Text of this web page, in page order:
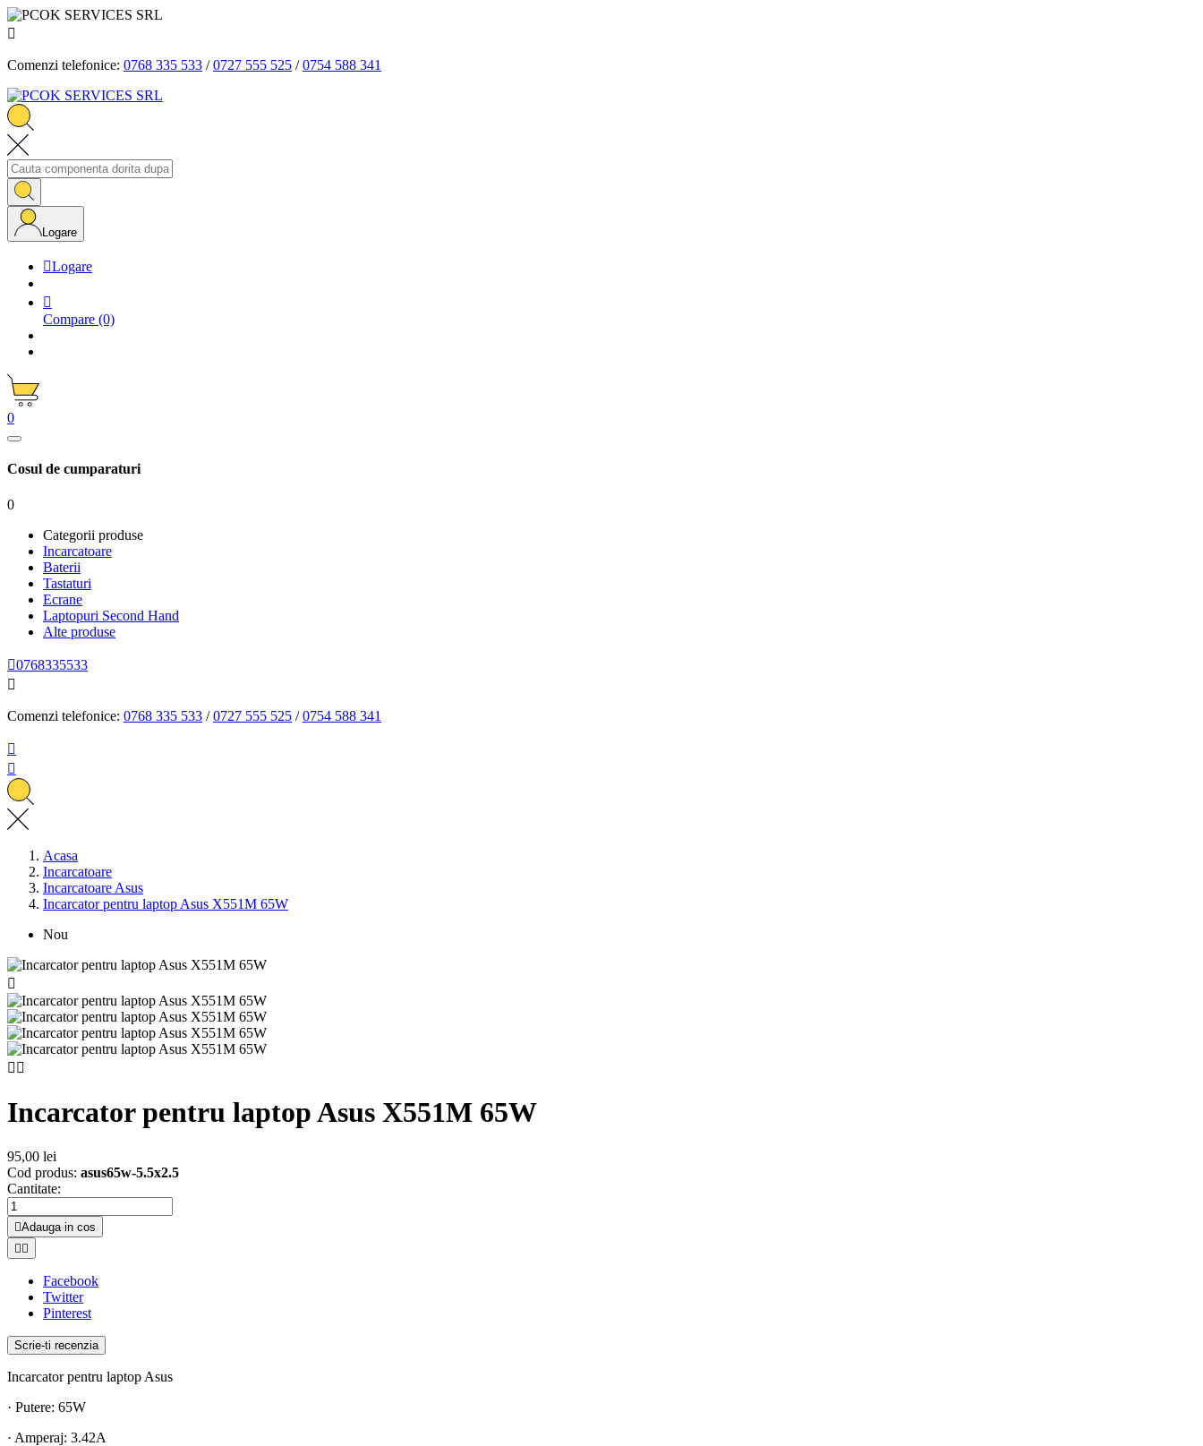

Comenzi telefonice: 0768 335 533 /0727 555 525 /0754 588 341
Logare
Logare

Compare (0)
0
Cosul de cumparaturi
0
Categorii produse
Incarcatoare
Baterii
Tastaturi
Ecrane
Laptopuri Second Hand
Alte produse
0768335533

Comenzi telefonice: 0768 335 533 /0727 555 525 /0754 588 341


Acasa
Incarcatoare
Incarcatoare Asus
Incarcator pentru laptop Asus X551M 65W
Nou

 
Incarcator pentru laptop Asus X551M 65W
95,00 lei
Cod produs: asus65w-5.5x2.5
Cantitate:
Adauga in cos

Facebook
Twitter
Pinterest
Scrie-ti recenzia
Incarcator pentru laptop Asus
· Putere: 65W
· Amperaj: 3.42A